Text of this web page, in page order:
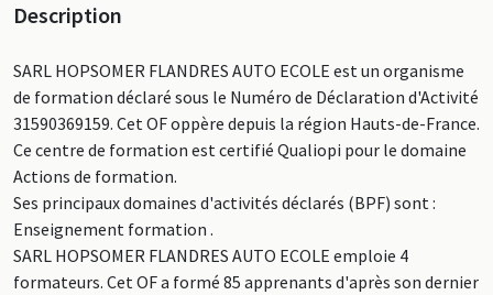
Description
SARL HOPSOMER FLANDRES AUTO ECOLE est un organisme
de formation déclaré sous le Numéro de Déclaration d'Activité
31590369159. Cet OF oppère depuis la région Hauts-de-France.
Ce centre de formation est certifié Qualiopi pour le domaine
Actions de formation.
Ses principaux domaines d'activités déclarés (BPF) sont :
Enseignement formation .
SARL HOPSOMER FLANDRES AUTO ECOLE emploie 4
formateurs. Cet OF a formé 85 apprenants d'après son dernier